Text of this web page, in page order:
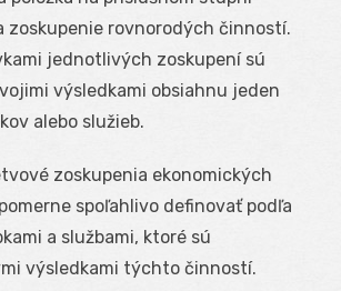
zoskupenie rovnorodých činností.
jednotlivých zoskupení sú
výsledkami obsiahnu jeden
alebo služieb.
zoskupenia ekonomických
spoľahlivo definovať podľa
a službami, ktoré sú
výsledkami týchto činností.